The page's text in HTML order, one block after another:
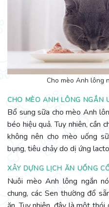
Cho mèo Anh lông
CHO MÈO ANH LÔNG NGẮN
Bổ sung sữa cho mèo Anh
béo hiệu quả. Tuy nhiên, cần
không nên cho mèo uống
bụng, tiêu chảy do dị ứng
XÂY DỰNG LỊCH ĂN UỐNG
Nuôi mèo Anh lông ngắn
chung, các Sen thường đổ